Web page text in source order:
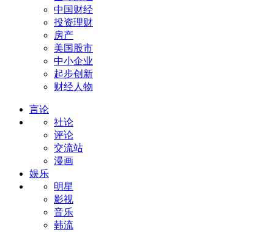
中国财经
投资理财
房产
美国股市
中小企业
起步创新
财经人物
言论
社论
评论
交流站
漫画
娱乐
明星
影视
音乐
韩流